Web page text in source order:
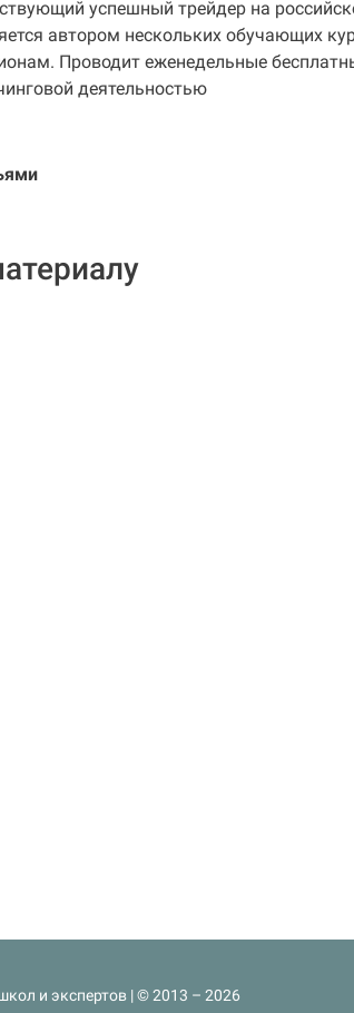
успешный трейдер на
автором нескольких обучающих
Проводит еженедельные
деятельностью
и экспертов | © 2013 – 2026